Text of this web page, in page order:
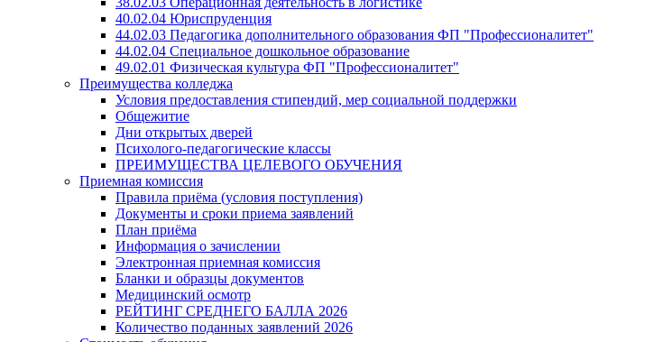
40.02.04 Юриспруденция
44.02.03 Педагогика дополнительного образования ФП "Профессионалитет"
44.02.04 Специальное дошкольное образование
49.02.01 Физическая культура ФП "Профессионалитет"
Преимущества колледжа
Условия предоставления стипендий, мер социальной поддержки
Общежитие
Дни открытых дверей
Психолого-педагогические классы
ПРЕИМУЩЕСТВА ЦЕЛЕВОГО ОБУЧЕНИЯ
Приемная комиссия
Правила приёма (условия поступления)
Документы и сроки приема заявлений
План приёма
Информация о зачислении
Электронная приемная комиссия
Бланки и образцы документов
Медицинский осмотр
РЕЙТИНГ СРЕДНЕГО БАЛЛА 2026
Количество поданных заявлений 2026